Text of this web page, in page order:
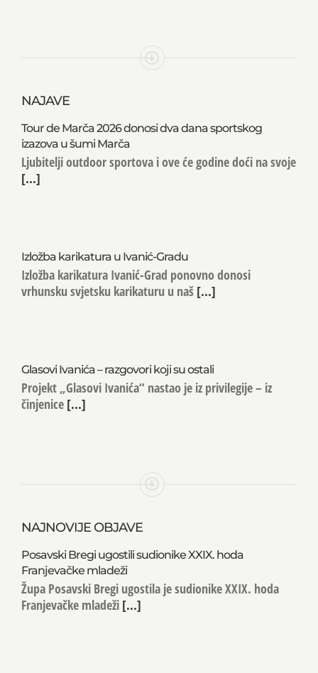
NAJAVE
Tour de Marča 2026 donosi dva dana sportskog
izazova u šumi Marča
Ljubitelji outdoor sportova i ove će godine doći na svoje
[...]
Izložba karikatura u Ivanić-Gradu
Izložba karikatura Ivanić-Grad ponovno donosi
vrhunsku svjetsku karikaturu u naš [...]
Glasovi Ivanića – razgovori koji su ostali
Projekt „Glasovi Ivanića“ nastao je iz privilegije – iz
činjenice [...]
NAJNOVIJE OBJAVE
Posavski Bregi ugostili sudionike XXIX. hoda
Franjevačke mladeži
Župa Posavski Bregi ugostila je sudionike XXIX. hoda
Franjevačke mladeži [...]